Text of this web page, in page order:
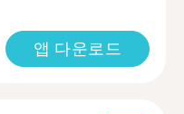
앱 다운로드